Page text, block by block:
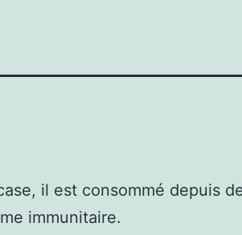
il est consommé depuis
immunitaire.